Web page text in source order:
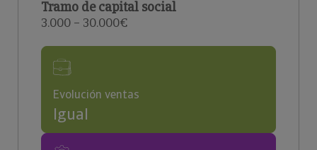
Tramo de capital social
3.000 – 30.000€
Evolución ventas
Igual